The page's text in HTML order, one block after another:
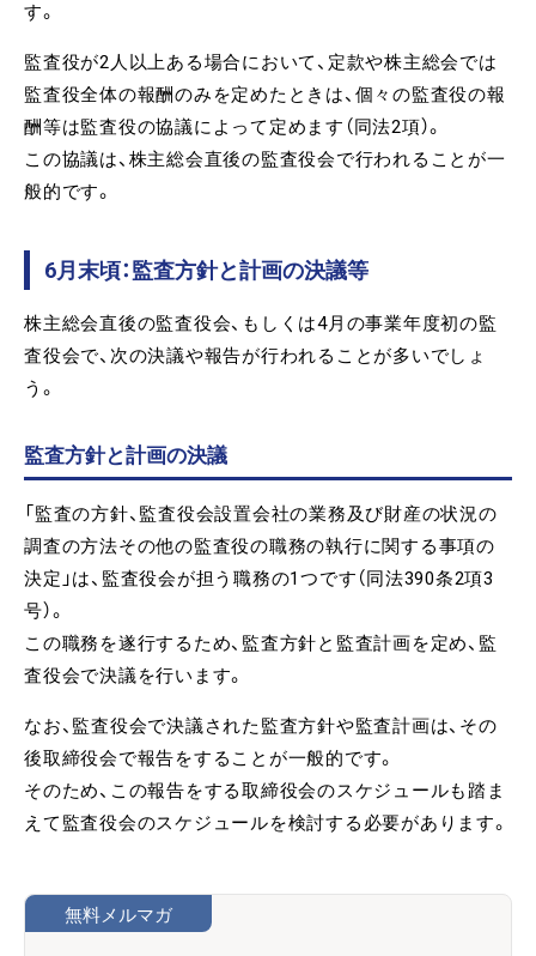
す。
監査役が2人以上ある場合において、定款や株主総会では
監査役全体の報酬のみを定めたときは、個々の監査役の報
酬等は監査役の協議によって定めます（同法2項）。
この協議は、株主総会直後の監査役会で行われることが一
般的です。
6月末頃：監査方針と計画の決議等
株主総会直後の監査役会、もしくは4月の事業年度初の監
査役会で、次の決議や報告が行われることが多いでしょ
う。
監査方針と計画の決議
「監査の方針、監査役会設置会社の業務及び財産の状況の
調査の方法その他の監査役の職務の執行に関する事項の
決定」は、監査役会が担う職務の1つです（同法390条2項3
号）。
この職務を遂行するため、監査方針と監査計画を定め、監
査役会で決議を行います。
なお、監査役会で決議された監査方針や監査計画は、その
後取締役会で報告をすることが一般的です。
そのため、この報告をする取締役会のスケジュールも踏ま
えて監査役会のスケジュールを検討する必要があります。
無料メルマガ